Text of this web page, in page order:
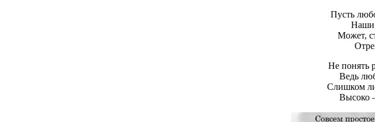
Пусть
Наши
Может,
Не понять
Ведь
Слишком
Высоко